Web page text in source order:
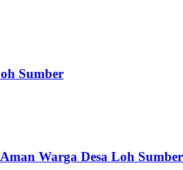
Sumber
Warga Desa Loh Sumber